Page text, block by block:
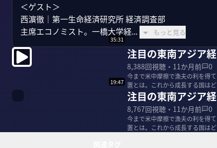
＜ゲスト＞
西濵徹｜第一生命経済研究所 経済調査部
主席エコノミスト。一橋大学経...
もっと見る
35:31
注目の東南アジア
8,388回視聴・ 11か月前 0
今まで米中摩擦で漁夫の利を得
置とは。これから成長する国は
経済について西...
19:47
注目の東南アジア
8,767回視聴・ 11か月前 0
今まで米中摩擦で漁夫の利を得
置とは。これから成長する国は